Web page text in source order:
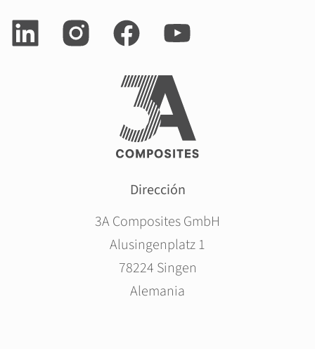
Dirección
3A Composites GmbH
Alusingenplatz 1
78224 Singen
Alemania